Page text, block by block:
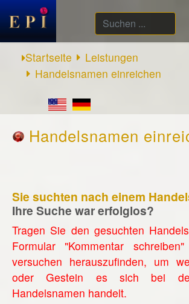
Suchen
...
Startseite
Leistungen
Handelsnamen einreichen
Handelsnamen
Sie suchten nach einem
Ihre Suche war erfolglos?
Tragen Sie den gesuchten
Formular "Kommentar
versuchen herauszufinden, um
oder Gestein es sich bei
Handelsnamen handelt.